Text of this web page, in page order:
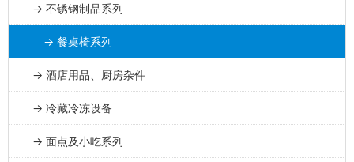
→ 不锈钢制品系列
→ 餐桌椅系列
→ 酒店用品、厨房杂件
→ 冷藏冷冻设备
→ 面点及小吃系列